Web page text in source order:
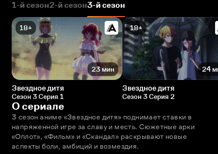
1-й сезон2-й сезон3-й сезон
18+
23 мин
Звездное дитя
Сезон 3 Серия 1
18+
24
Звездное дитя
Сезон 3 Серия 2
О сериале
3 сезон аниме «Звездное дитя» поднимает ставки в
напряженной игре за славу и месть. Сюжетные арки
«Оплот», «Фильм» и «Скандал» раскрывают новые
аспекты боли, амбиций и возмездия.